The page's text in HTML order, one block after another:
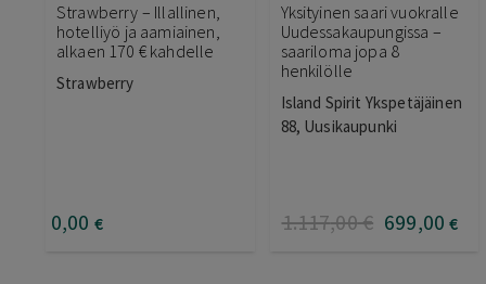
Strawberry – Illallinen,
hotelliyö ja aamiainen,
alkaen 170 € kahdelle
Strawberry
0,00 €
Yksityinen saari vuokralle
Uudessakaupungissa –
saariloma jopa 8
henkilölle
Island Spirit Ykspetäjäinen
88, Uusikaupunki
1.117,00€ 699,00 €